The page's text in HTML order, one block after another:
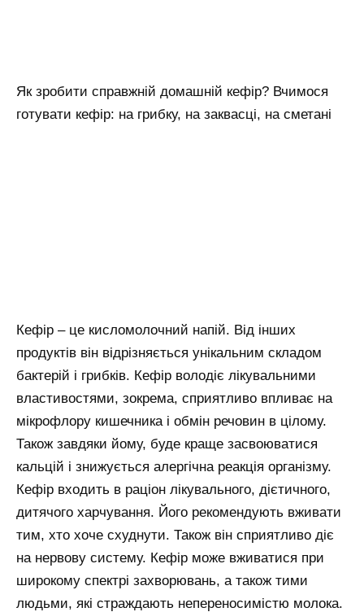
Як зробити справжній домашній кефір? Вчимося
готувати кефір: на грибку, на заквасці, на сметані
Кефір – це кисломолочний напій. Від інших
продуктів він відрізняється унікальним складом
бактерій і грибків. Кефір володіє лікувальними
властивостями, зокрема, сприятливо впливає на
мікрофлору кишечника і обмін речовин в цілому.
Також завдяки йому, буде краще засвоюватися
кальцій і знижується алергічна реакція організму.
Кефір входить в раціон лікувального, дієтичного,
дитячого харчування. Його рекомендують вживати
тим, хто хоче схуднути. Також він сприятливо діє
на нервову систему. Кефір може вживатися при
широкому спектрі захворювань, а також тими
людьми, які страждають непереносимістю молока.